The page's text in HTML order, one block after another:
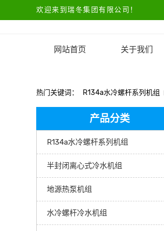
欢迎来到瑞冬集团有限公司！
网站首页 关于我们
热门关键词： R134a水冷螺杆系列机组
产品分类
R134a水冷螺杆系列机组
半封闭离心式冷水机组
地源热泵机组
水冷螺杆冷水机组